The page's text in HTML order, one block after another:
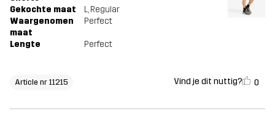
Gekochte maat L, Regular
Waargenomen
maat
Perfect
Lengte Perfect
Article nr 11215 Vind je dit nuttig? 0